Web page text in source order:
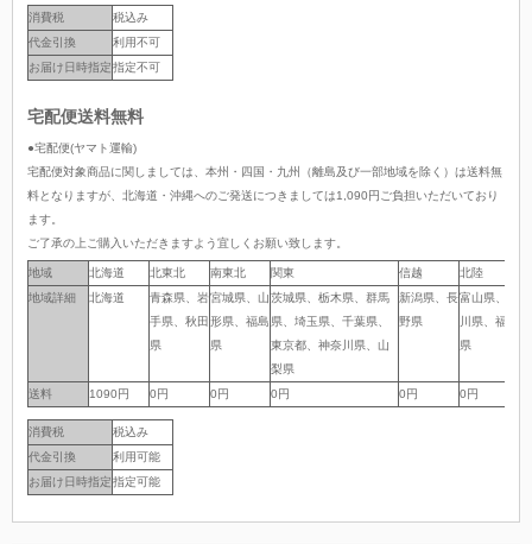
消費税
税込み
代金引換
利用不可
お届け日時指定指定不可
宅配便送料無料
●宅配便(ヤマト運輸)
宅配便対象商品に関しましては、本州・四国・九州（離島及び一部地域を除く）は送料無
料となりますが、北海道・沖縄へのご発送につきましては1,090円ご負担いただいており
ます。
ご了承の上ご購入いただきますよう宜しくお願い致します。
地域 北海道 北東北 南東北 関東 信越 北陸
地域詳細
北海道
青森県、岩
手県、秋田
県
宮城県、山
形県、福島
県
茨城県、栃木県、群馬
県、埼玉県、千葉県、
東京都、神奈川県、山
梨県
新潟県、長
野県
富山県、石
川県、福井
県
送料 1090円 0円 0円 0円 0円 0円
地域
地域詳細
送料
消費税
税込み
代金引換
利用可能
お届け日時指定指定可能